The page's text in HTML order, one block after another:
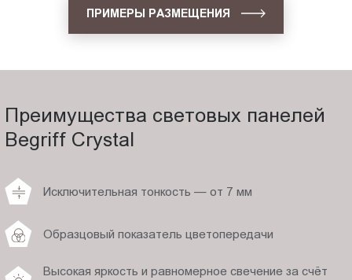
ПРИМЕРЫ РАЗМЕЩЕНИЯ
Преимущества световых панелей
Begriff Crystal
Исключительная тонкость — от 7 мм
Образцовый показатель цветопередачи
Высокая яркость и равномерное свечение за счёт